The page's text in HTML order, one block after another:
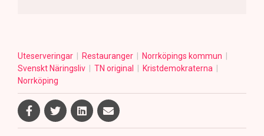
Uteserveringar Restauranger
Norrköpings kommun
Svenskt Näringsliv
TN original
Kristdemokraterna
Norrköping